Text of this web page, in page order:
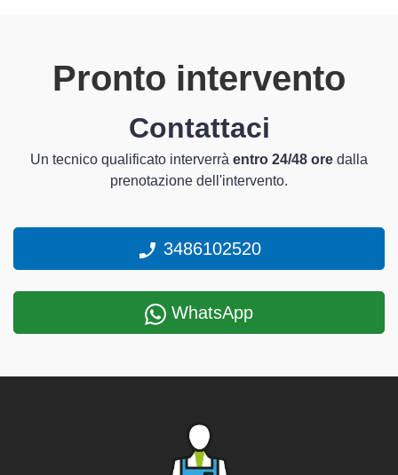
Pronto intervento
Contattaci
Un tecnico qualificato interverrà entro 24/48 ore dalla
prenotazione dell'intervento.
3486102520
WhatsApp